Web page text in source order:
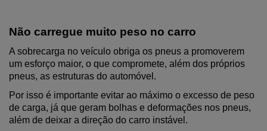
Não carregue muito peso no carro
A sobrecarga no veículo obriga os pneus a promoverem
um esforço maior, o que compromete, além dos próprios
pneus, as estruturas do automóvel.
Por isso é importante evitar ao máximo o excesso de peso
de carga, já que geram bolhas e deformações nos pneus,
além de deixar a direção do carro instável.